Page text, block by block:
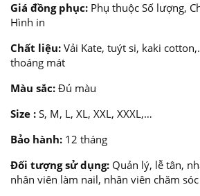
Giá đồng phục: Phụ thuộc Số lượng,
Hình in
Chất liệu: Vải Kate, tuýt si, kaki
thoáng mát
Màu sắc: Đủ màu
Size : S, M, L, XL, XXL, XXXL,…
Bảo hành: 12 tháng
Đối tượng sử dụng: Quản lý, lễ tân,
nhân viên làm nail, nhân viên chăm